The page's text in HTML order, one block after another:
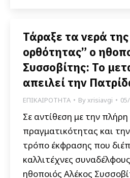
Τάραξε τα νερά της
ορθότητας” ο
Συσσοβίτης: Το
απειλεί την
ΕΠΙΚΑΙΡΟΤΗΤΑ Byxrisiavgi
Σε αντίθεση με την
πραγματικότητας και
τρόπο έκφρασης που
καλλιτέχνες
ηθοποιός Αλέκος